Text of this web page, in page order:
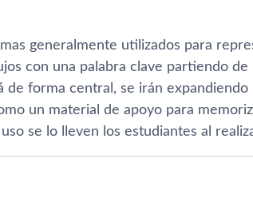
generalmente utilizados para
con una palabra clave partiendo
forma central, se irán expandiendo
un material de apoyo para
se lo lleven los estudiantes al